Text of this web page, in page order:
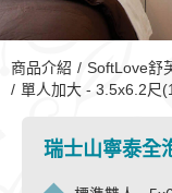
商品介紹 SoftLove舒
單人加大 - 3.5x6.2尺
瑞士山寧泰全